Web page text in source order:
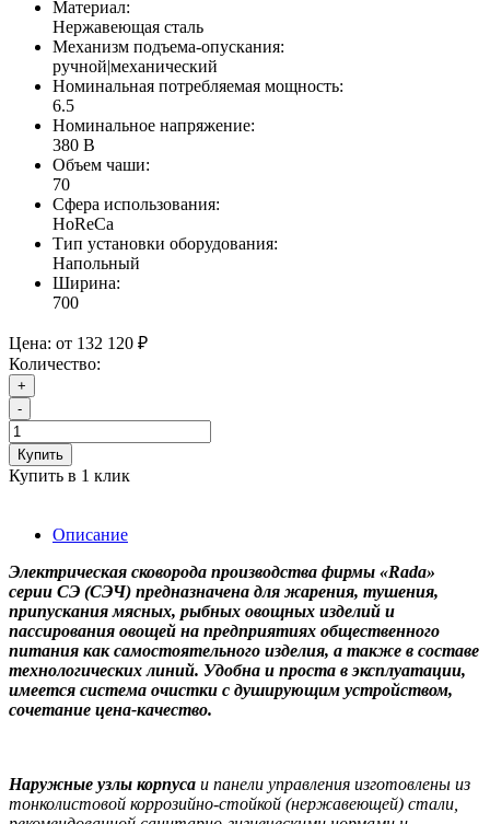
Материал:
Нержавеющая сталь
Механизм подъема-опускания:
ручной|механический
Номинальная потребляемая мощность:
6.5
Номинальное напряжение:
380 В
Объем чаши:
70
Сфера использования:
HoReCa
Тип установки оборудования:
Напольный
Ширина:
700
Цена: от 132 120 ₽
Количество:
+
-
Купить
Купить в 1 клик
Описание
Электрическая сковорода производства фирмы «Rada»
серии СЭ (СЭЧ) предназначена для жарения, тушения,
припускания мясных, рыбных овощных изделий и
пассирования овощей на предприятиях общественного
питания как самостоятельного изделия, а также в составе
технологических линий. Удобна и проста в эксплуатации,
имеется система очистки с душирующим устройством,
сочетание цена-качество.
Наружные узлы корпуса и панели управления изготовлены из
тонколистовой коррозийно-стойкой (нержавеющей) стали,